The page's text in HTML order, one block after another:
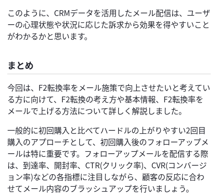
このように、CRMデータを活用したメール配信は、ユーザ
ーの心理状態や状況に応じた訴求から効果を得やすいこと
がわかるかと思います。
まとめ
今回は、F2転換率をメール施策で向上させたいと考えてい
る方に向けて、F2転換の考え方や基本情報、F2転換率を
メールで上げる方法について詳しく解説しました。
一般的に初回購入と比べてハードルの上がりやすい2回目
購入のアプローチとして、初回購入後のフォローアップメ
ールは特に重要です。フォローアップメールを配信する際
は、到達率、開封率、CTR(クリック率)、CVR(コンバージ
ョン率)などの各指標に注目しながら、顧客の反応に合わ
せてメール内容のブラッシュアップを行いましょう。